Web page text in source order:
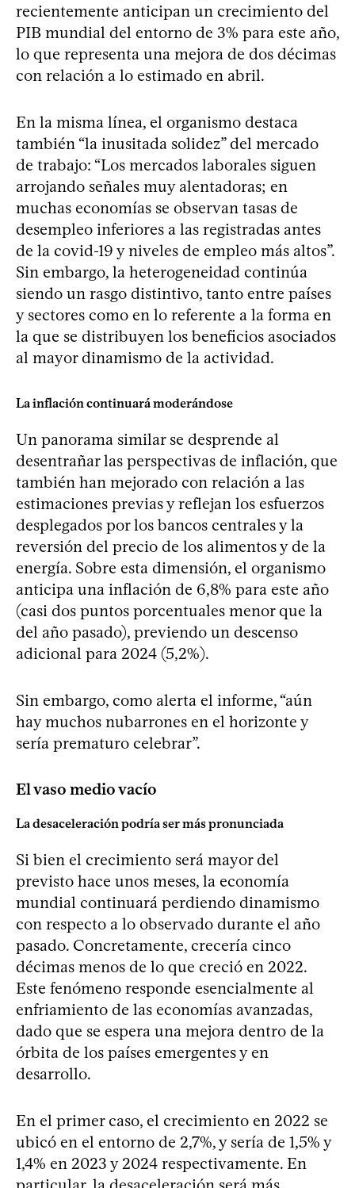
recientemente anticipan un crecimiento del
PIB mundial del entorno de 3% para este año,
lo que representa una mejora de dos décimas
con relación a lo estimado en abril.
En la misma línea, el organismo destaca
también “la inusitada solidez” del mercado
de trabajo: “Los mercados laborales siguen
arrojando señales muy alentadoras; en
muchas economías se observan tasas de
desempleo inferiores a las registradas antes
de la covid-19 y niveles de empleo más altos”.
Sin embargo, la heterogeneidad continúa
siendo un rasgo distintivo, tanto entre países
y sectores como en lo referente a la forma en
la que se distribuyen los beneficios asociados
al mayor dinamismo de la actividad.
La inflación continuará moderándose
Un panorama similar se desprende al
desentrañar las perspectivas de inflación, que
también han mejorado con relación a las
estimaciones previas y reflejan los esfuerzos
desplegados por los bancos centrales y la
reversión del precio de los alimentos y de la
energía. Sobre esta dimensión, el organismo
anticipa una inflación de 6,8% para este año
(casi dos puntos porcentuales menor que la
del año pasado), previendo un descenso
adicional para 2024 (5,2%).
Sin embargo, como alerta el informe, “aún
hay muchos nubarrones en el horizonte y
sería prematuro celebrar”.
El vaso medio vacío
La desaceleración podría ser más pronunciada
Si bien el crecimiento será mayor del
previsto hace unos meses, la economía
mundial continuará perdiendo dinamismo
con respecto a lo observado durante el año
pasado. Concretamente, crecería cinco
décimas menos de lo que creció en 2022.
Este fenómeno responde esencialmente al
enfriamiento de las economías avanzadas,
dado que se espera una mejora dentro de la
órbita de los países emergentes y en
desarrollo.
En el primer caso, el crecimiento en 2022 se
ubicó en el entorno de 2,7%, y sería de 1,5% y
1,4% en 2023 y 2024 respectivamente. En